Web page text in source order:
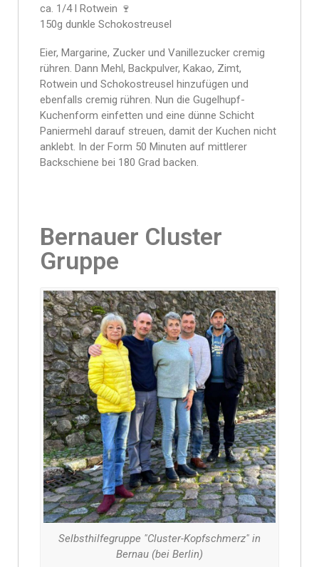
ca. 1/4 l Rotwein 🍷
150g dunkle Schokostreusel
Eier, Margarine, Zucker und Vanillezucker cremig
rühren. Dann Mehl, Backpulver, Kakao, Zimt,
Rotwein und Schokostreusel hinzufügen und
ebenfalls cremig rühren. Nun die Gugelhupf-
Kuchenform einfetten und eine dünne Schicht
Paniermehl darauf streuen, damit der Kuchen nicht
anklebt. In der Form 50 Minuten auf mittlerer
Backschiene bei 180 Grad backen.
Bernauer Cluster
Gruppe
Selbsthilfegruppe "Cluster-Kopfschmerz" in
Bernau (bei Berlin)